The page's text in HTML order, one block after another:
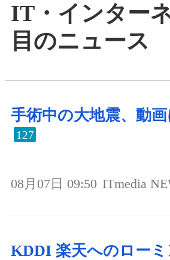
IT・インター
目のニュース
手術中の大地震、動
127
08月07日 09:50 ITmedia
KDDI 楽天へのロー